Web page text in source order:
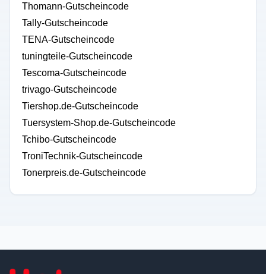
Thomann-Gutscheincode
Tally-Gutscheincode
TENA-Gutscheincode
tuningteile-Gutscheincode
Tescoma-Gutscheincode
trivago-Gutscheincode
Tiershop.de-Gutscheincode
Tuersystem-Shop.de-Gutscheincode
Tchibo-Gutscheincode
TroniTechnik-Gutscheincode
Tonerpreis.de-Gutscheincode